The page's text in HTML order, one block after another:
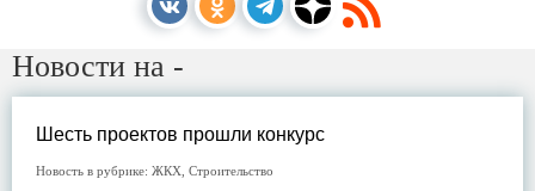
Новости на -
Шесть проектов прошли конкурс
Новость в рубрике: ЖКХ Строительство